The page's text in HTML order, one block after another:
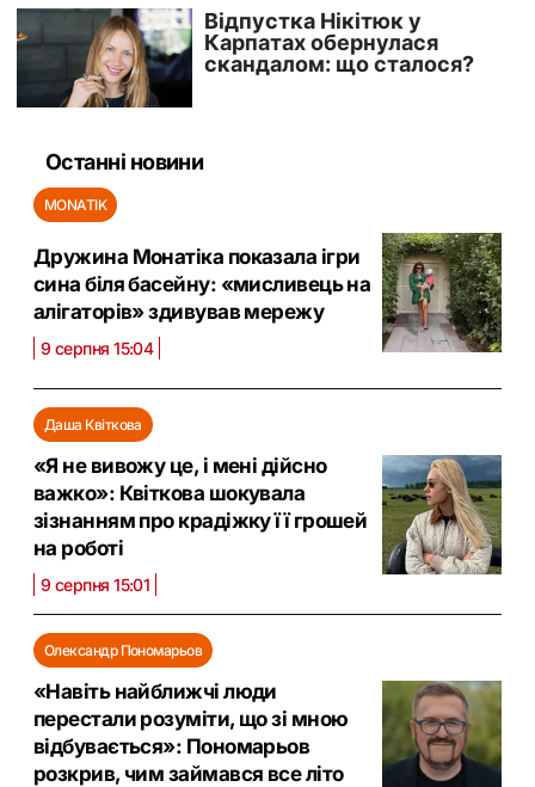
Останні новини
MONATIK
Дружина Монатіка показала ігри
сина біля басейну: «мисливець на
алігаторів» здивував мережу
9 серпня 15:04
Даша Квіткова
«Я не вивожу це, і мені дійсно
важко»: Квіткова шокувала
зізнанням про крадіжку її грошей
на роботі
9 серпня 15:01
Олександр Пономарьов
«Навіть найближчі люди
перестали розуміти, що зі мною
відбувається»: Пономарьов
розкрив, чим займався все літо